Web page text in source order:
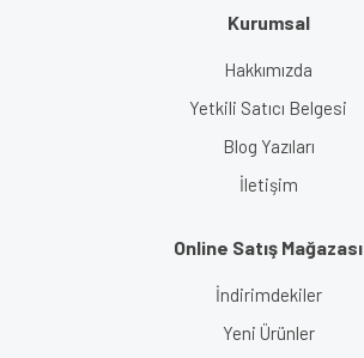
Kurumsal
Hakkımızda
Yetkili Satıcı Belgesi
Blog Yazıları
İletişim
Online Satış Mağazası
İndirimdekiler
Yeni Ürünler